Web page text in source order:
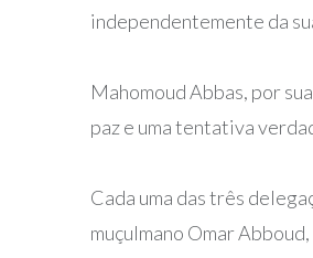
independentemente da
Mahomoud Abbas, por
paz e uma tentativa
Cada uma das três
muçulmano Omar